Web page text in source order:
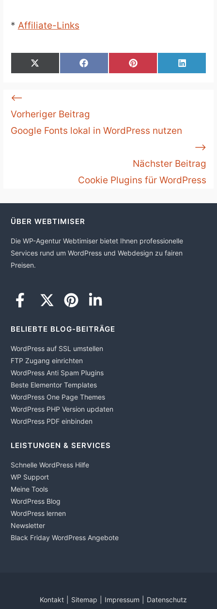
* Affiliate-Links
SHARE
ON
SHARE
ON
SHARE
ON
SHARE
ON
Weiterlesen
⟵
Vorheriger Beitrag
Google Fonts lokal in WordPress nutzen
⟶
Nächster Beitrag
Cookie Plugins für WordPress
ÜBER WEBTIMISER
Die WP-Agentur Webtimiser bietet Ihnen professionelle
Services rund um WordPress und Webdesign zu fairen
Preisen.
BELIEBTE BLOG-BEITRÄGE
WordPress auf SSL umstellen
FTP Zugang einrichten
WordPress Anti Spam Plugins
Beste Elementor Templates
WordPress One Page Themes
WordPress PHP Version updaten
WordPress PDF einbinden
LEISTUNGEN & SERVICES
Schnelle WordPress Hilfe
WP Support
Meine Tools
WordPress Blog
WordPress lernen
Newsletter
Black Friday WordPress Angebote
Kontakt Sitemap Impressum Datenschutz